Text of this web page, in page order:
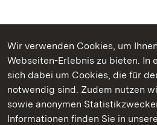
Wir verwenden Cookies, um
Webseiten-Erlebnis zu bieten. In
sich dabei um Cookies, die für
notwendig sind. Zudem nutzen
sowie anonymen
Informationen finden Sie in
Kommen. Staunen. Genießen.